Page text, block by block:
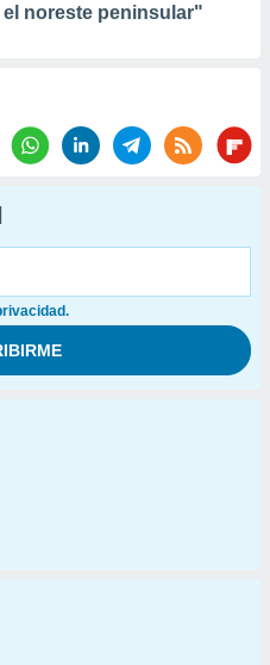
el noreste peninsular"